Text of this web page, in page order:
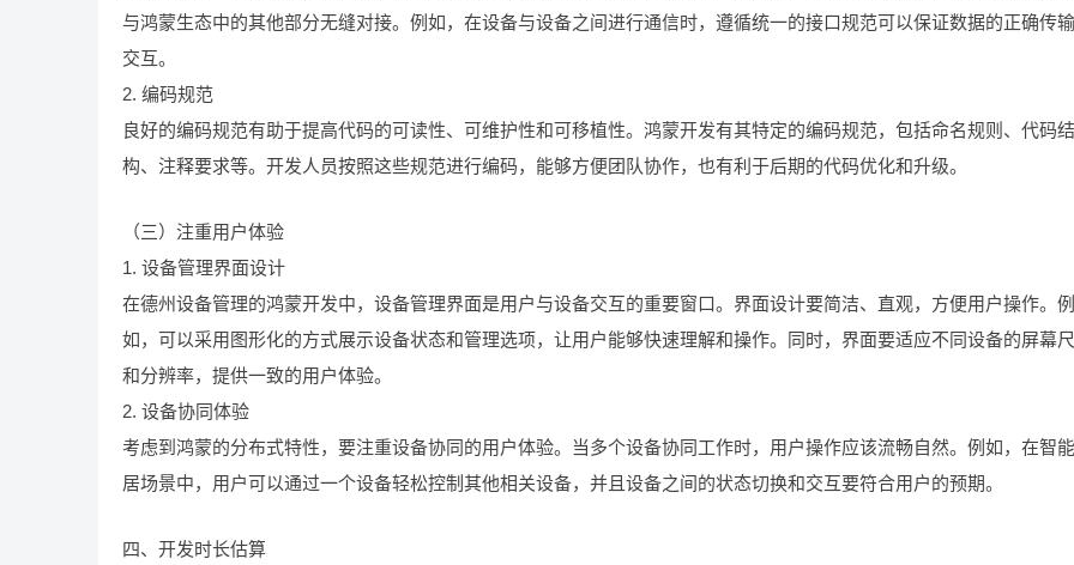
与鸿蒙生态中的其他部分无缝对接。例如，在设备与设备之间进行通信时，遵循统一的接口规范可以保证数据的正确传
交互。
2. 编码规范
良好的编码规范有助于提高代码的可读性、可维护性和可移植性。鸿蒙开发有其特定的编码规范，包括命名规则、代码结
构、注释要求等。开发人员按照这些规范进行编码，能够方便团队协作，也有利于后期的代码优化和升级。
（三）注重用户体验
1. 设备管理界面设计
在德州设备管理的鸿蒙开发中，设备管理界面是用户与设备交互的重要窗口。界面设计要简洁、直观，方便用户操作。例
如，可以采用图形化的方式展示设备状态和管理选项，让用户能够快速理解和操作。同时，界面要适应不同设备的屏幕
和分辨率，提供一致的用户体验。
2. 设备协同体验
考虑到鸿蒙的分布式特性，要注重设备协同的用户体验。当多个设备协同工作时，用户操作应该流畅自然。例如，在智
居场景中，用户可以通过一个设备轻松控制其他相关设备，并且设备之间的状态切换和交互要符合用户的预期。
四、开发时长估算